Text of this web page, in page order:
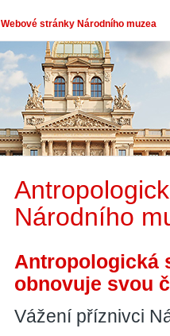
Webové stránky Národního muzea
Národního
Antropologická
obnovuje svou
Vážení příznivci